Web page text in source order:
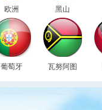
欧洲 黑山
葡萄牙 瓦努阿图